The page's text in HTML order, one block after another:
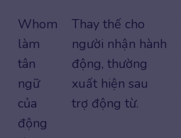
Whom
làm
tân
ngữ
của
động
Thay thế cho
người nhận hành
động, thường
xuất hiện sau
trợ động từ.